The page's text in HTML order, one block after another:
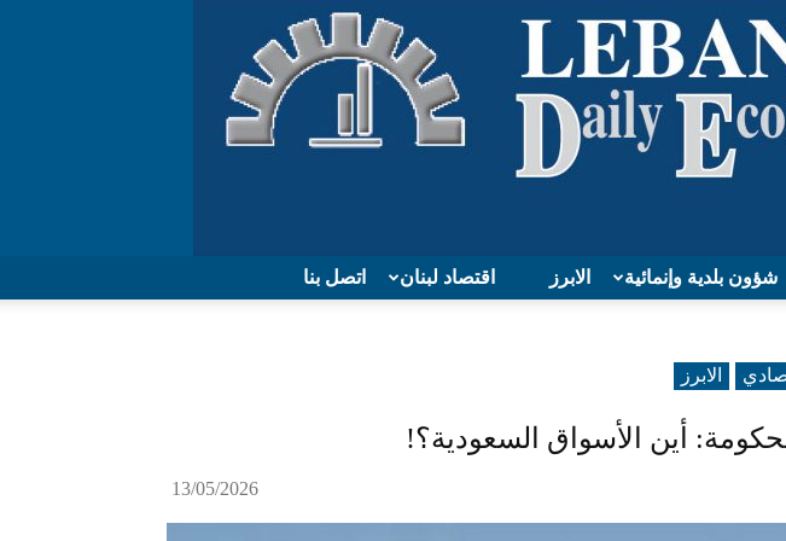
اتصل بنا اقتصاد لبنان الابرز شؤون بلدية وإنمائية
الابرز
أين الأسواق السعودية؟!
13/05/2026